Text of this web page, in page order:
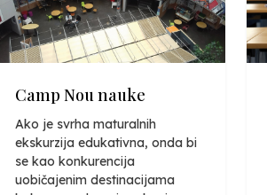
Camp Nou nauke
Ako je svrha maturalnih
ekskurzija edukativna, onda bi
se kao konkurencija
uobičajenim destinacijama